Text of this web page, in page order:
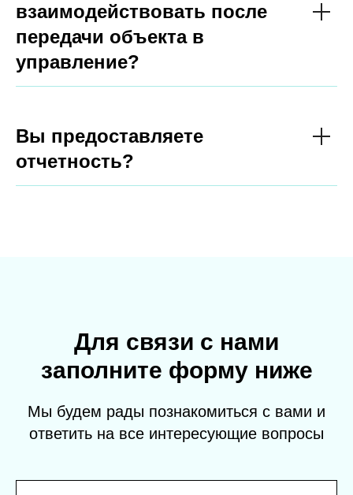
взаимодействовать после
передачи объекта в
управление?
Вы предоставляете
отчетность?
Для связи с нами
заполните форму ниже
Мы будем рады познакомиться с вами и
ответить на все интересующие вопросы